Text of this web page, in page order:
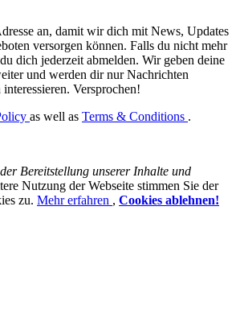
an, damit wir dich mit News, Updates
versorgen können. Falls du nicht mehr
dich jederzeit abmelden. Wir geben deine
und werden dir nur Nachrichten
Versprochen!
as well as Terms & Conditions .
Bereitstellung unserer Inhalte und
Nutzung der Webseite stimmen Sie der
zu. Mehr erfahren , Cookies ablehnen!